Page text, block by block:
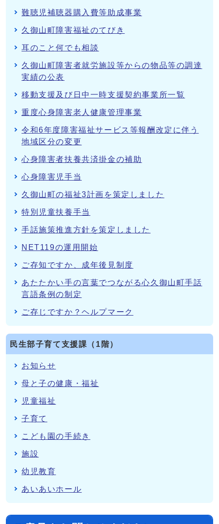
難聴児補聴器購入費等助成事業
久御山町障害福祉のてびき
耳のこと何でも相談
久御山町障害者就労施設等からの物品等の調達
実績の公表
移動支援及び日中一時支援契約事業所一覧
重度心身障害老人健康管理事業
令和6年度障害福祉サービス等報酬改定に伴う
地域区分の変更
心身障害者扶養共済掛金の補助
心身障害児手当
久御山町の福祉3計画を策定しました
特別児童扶養手当
手話施策推進方針を策定しました
NET119の運用開始
ご存知ですか、成年後見制度
あたたかい手の言葉でつながる心久御山町手話
言語条例の制定
ご存じですか？ヘルプマーク
民生部子育て支援課（1階）
お知らせ
母と子の健康・福祉
児童福祉
子育て
こども園の手続き
施設
幼児教育
あいあいホール